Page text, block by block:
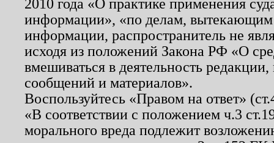
2010 года «О практике применения
информации», «по делам, вытекающим
информации, распространитель не
исходя из положений Закона РФ «О
вмешиваться в деятельность
сообщений и материалов».
Воспользуйтесь «Правом на ответ»
«В соответствии с положением ч.3
морального вреда подлежит